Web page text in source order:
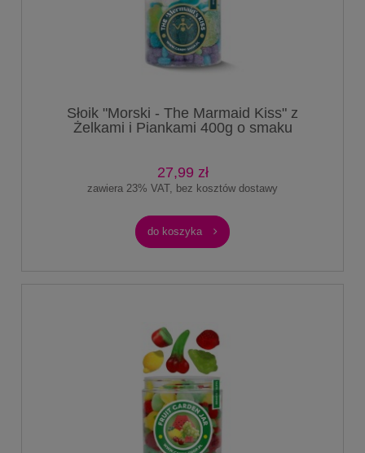
Słoik "Morski - The Marmaid Kiss" z
Żelkami i Piankami 400g o smaku
27,99 zł
zawiera 23% VAT, bez kosztów dostawy
do koszyka